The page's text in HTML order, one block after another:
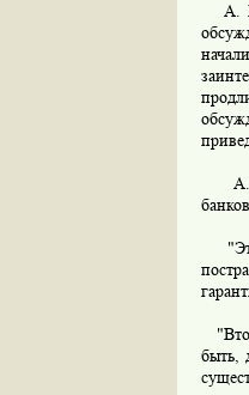
А.
"Это
быть,